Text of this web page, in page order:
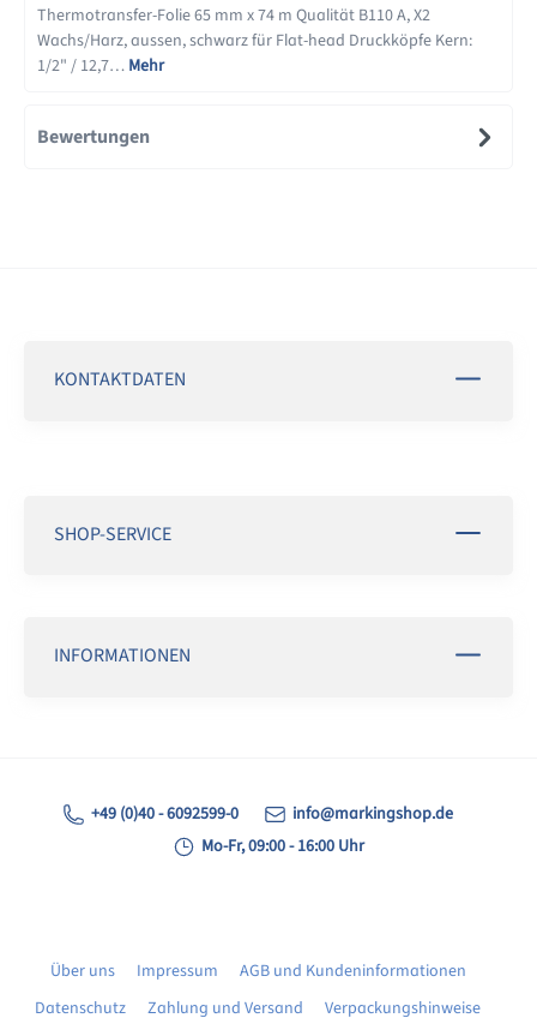
Thermotransfer-Folie 65 mm x 74 m Qualität B110 A, X2
Wachs/Harz, aussen, schwarz für Flat-head Druckköpfe Kern:
1/2" / 12,7… Mehr
Bewertungen
KONTAKTDATEN
SHOP-SERVICE
INFORMATIONEN
+49 (0)40 - 6092599-0
info@markingshop.de
Mo-Fr, 09:00 - 16:00 Uhr
Über uns Impressum
AGB und Kundeninformationen
Datenschutz
Zahlung und Versand Verpackungshinweise